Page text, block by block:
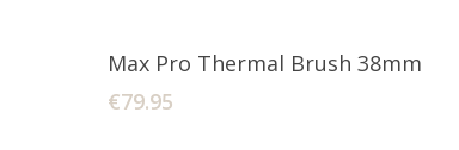
Toevoegen Aan Winkelwagen
Max Pro Thermal Brush 38mm
€79.95